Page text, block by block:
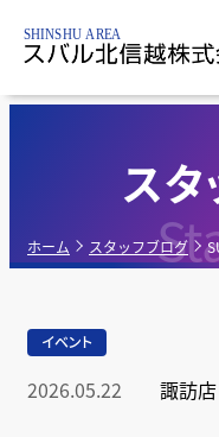
スタ
ホーム スタッフブログ
イベント
2026.05.22 諏訪店